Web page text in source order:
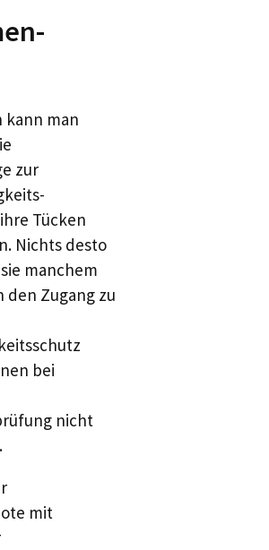
kann man
zur
Tücken
Nichts desto
manchem
den Zugang zu
bei
nicht
mit